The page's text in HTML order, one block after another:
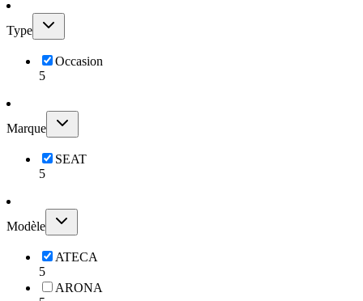
Type
Occasion
5
Marque
SEAT
5
Modèle
ATECA
5
ARONA